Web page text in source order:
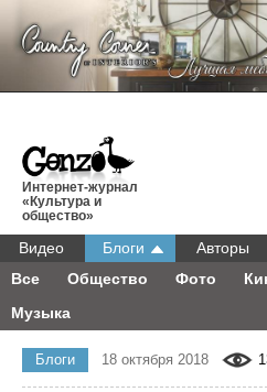
Интернет-журнал
«Культура и
общество»
Видео Блоги Авторы
Все
Общество Фото
Музыка
Блоги 18 октября 2018